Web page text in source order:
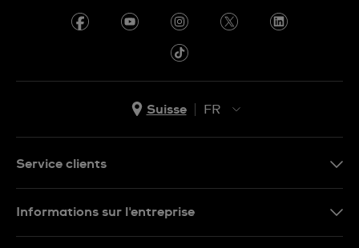
Suisse
FR
IT
Service clients
Informations sur l'entreprise